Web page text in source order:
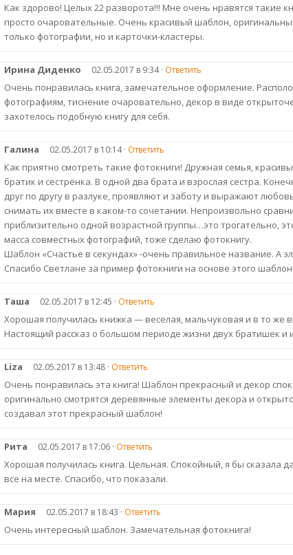
Как здорово! Целых 22 разворота!!! Мне очень нравятся такие
просто очаровательные. Очень красивый шаблон,
только фотографии, но и карточки-кластеры.
Ирина Диденко 02.05.2017 в 9:34 · Ответить
Очень понравилась книга, замечательное оформление.
фотографиям, тиснение очаровательно, декор в виде
захотелось подобную книгу для себя.
Галина 02.05.2017 в 10:14 · Ответить
Как приятно смотреть такие фотокниги! Дружная семья,
братик и сестрёнка. В одной два брата и взрослая сестра.
друг по другу в разлуке, проявляют и заботу и выражают
снимать их вместе в каком-то сочетании. Непроизвольно
приблизительно одной возрастной группы…это трогательно,
масса совместных фотографий, тоже сделаю фотокнигу.
Шаблон «Счастье в секундах» -очень правильное название. А
Спасибо Светлане за пример фотокниги на основе этого
Таша 02.05.2017 в 12:45 · Ответить
Хорошая получилась книжка — веселая, мальчуковая и в то же
Настоящий рассказ о большом периоде жизни двух братишек и
Liza 02.05.2017 в 13:48 · Ответить
Очень понравилась эта книга! Шаблон прекрасный и декор
оригинально смотрятся деревянные элементы декора и
создавал этот прекрасный шаблон!
Рита 02.05.2017 в 17:06 · Ответить
Хорошая получилась книга. Цельная. Спокойный, я бы сказала
все на месте. Спасибо, что показали.
Мария 02.05.2017 в 18:43 · Ответить
Очень интересный шаблон. Замечательная фотокнига!